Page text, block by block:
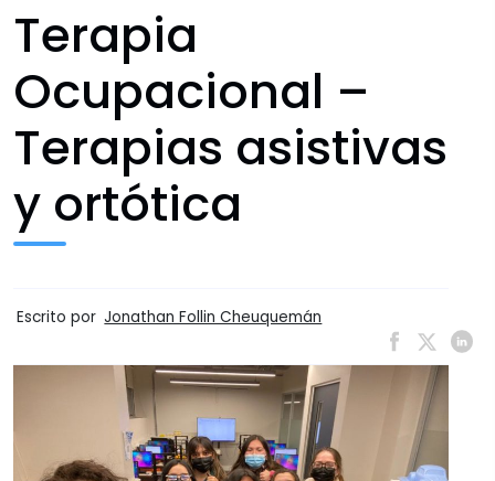
Terapia
Ocupacional –
Terapias asistivas
y ortótica
Escrito por Jonathan Follin Cheuquemán